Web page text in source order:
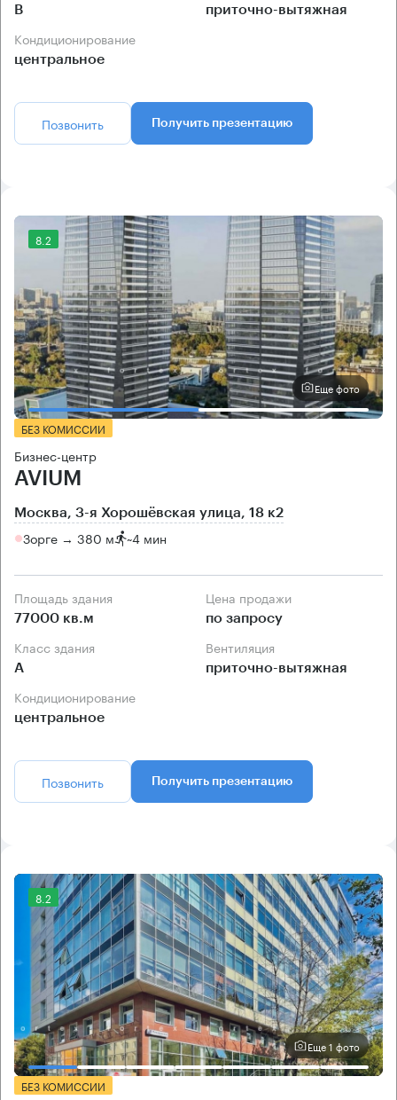
B приточно-вытяжная
Кондиционирование
центральное
Позвонить Получить презентацию
8.2
Еще фото
БЕЗ КОМИССИИ
Бизнес-центр
AVIUM
Москва, 3-я Хорошёвская улица, 18 к2
Зорге → 380 м ~4 мин
Площадь здания
77000 кв.м
Цена продажи
по запросу
Класс здания
А
Вентиляция
приточно-вытяжная
Кондиционирование
центральное
Позвонить Получить презентацию
8.2
Еще 1 фото
БЕЗ КОМИССИИ